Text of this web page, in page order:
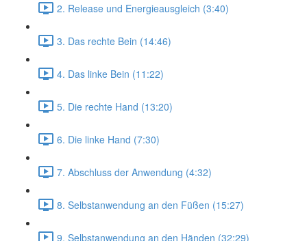
2. Release und Energieausgleich (3:40)
3. Das rechte Bein (14:46)
4. Das linke Bein (11:22)
5. Die rechte Hand (13:20)
6. Die linke Hand (7:30)
7. Abschluss der Anwendung (4:32)
8. Selbstanwendung an den Füßen (15:27)
9. Selbstanwendung an den Händen (32:29)